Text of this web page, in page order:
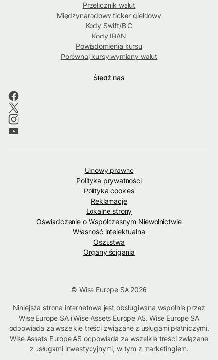
Przelicznik walut
Międzynarodowy ticker giełdowy
Kody Swift/BIC
Kody IBAN
Powiadomienia kursu
Porównaj kursy wymiany walut
Śledź nas
Umowy prawne
Polityka prywatności
Polityka cookies
Reklamacje
Lokalne strony
Oświadczenie o Współczesnym Niewolnictwie
Własność intelektualna
Oszustwa
Organy ścigania
© Wise Europe SA 2026
Niniejsza strona internetowa jest obsługiwana wspólnie przez
Wise Europe SA i Wise Assets Europe AS. Wise Europe SA
odpowiada za wszelkie treści związane z usługami płatniczymi.
Wise Assets Europe AS odpowiada za wszelkie treści związane
z usługami inwestycyjnymi, w tym z marketingiem.